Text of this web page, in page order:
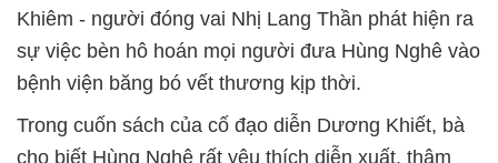
Khiêm - người đóng vai Nhị Lang Thần phát hiện ra
sự việc bèn hô hoán mọi người đưa Hùng Nghê vào
bệnh viện băng bó vết thương kịp thời.
Trong cuốn sách của cố đạo diễn Dương Khiết, bà
cho biết Hùng Nghê rất yêu thích diễn xuất, thậm